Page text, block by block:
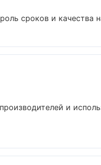
сроков и качества
и